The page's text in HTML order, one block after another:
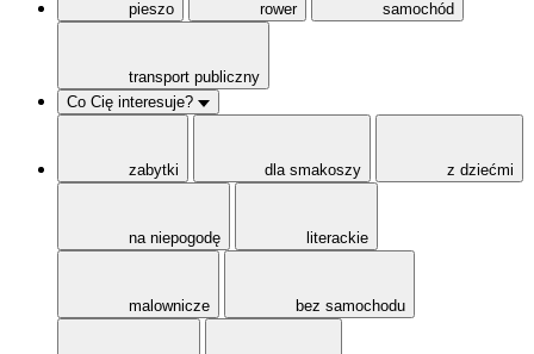
pieszo rower samochód
transport publiczny
Co Cię interesuje?
zabytki dla smakoszy z dziećmi
na niepogodę literackie
malownicze bez samochodu